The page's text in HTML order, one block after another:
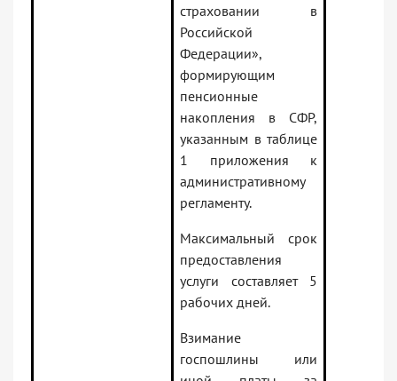
страховании в
Российской
Федерации»,
формирующим
пенсионные
накопления в СФР,
указанным в таблице
1 приложения к
административному
регламенту.
Максимальный срок
предоставления
услуги составляет 5
рабочих дней.
Взимание
госпошлины или